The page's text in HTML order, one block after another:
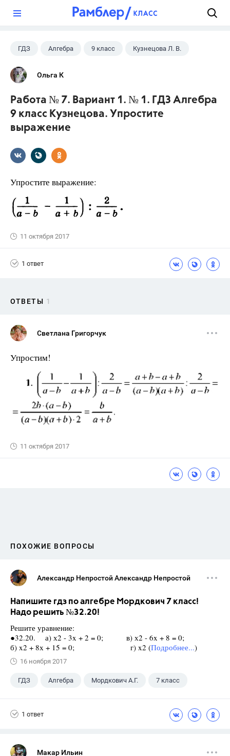
ГДЗ Алгебра 9 класс Кузнецова Л. В.
Ольга К
Работа № 7. Вариант 1. № 1. ГДЗ Алгебра
9 класс Кузнецова. Упростите
выражение
Упростите выражение:
11 октября 2017
1 ответ
ОТВЕТЫ 1
Светлана Григорчук
Упростим!
11 октября 2017
ПОХОЖИЕ ВОПРОСЫ
Александр Непростой Александр Непростой
Напишите гдз по алгебре Мордкович 7 класс!
Надо решить №32.20!
Решите уравнение:
●32.20. а) х2 - 3x + 2 = 0; в) х2 - 6x + 8 = 0;
б) x2 + 8х + 15 = 0; г) x2 (Подробнее...)
16 ноября 2017
ГДЗ Алгебра Мордкович А.Г. 7 класс
1 ответ
Макар Ильин